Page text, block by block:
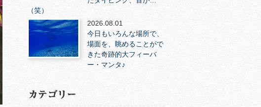
（笑）
2026.08.01
今日もいろんな場所で、
場面を、眺めることがで
きた奇跡的大フィーバ
ー・マンタ♪